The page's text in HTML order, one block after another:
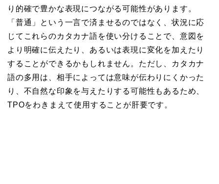
り的確で豊かな表現につながる可能性があります。
「普通」という一言で済ませるのではなく、状況に応
じてこれらのカタカナ語を使い分けることで、意図を
より明確に伝えたり、あるいは表現に変化を加えたり
することができるかもしれません。ただし、カタカナ
語の多用は、相手によっては意味が伝わりにくかった
り、不自然な印象を与えたりする可能性もあるため、
TPOをわきまえて使用することが肝要です。